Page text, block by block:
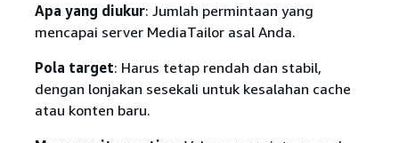
Apa yang diukur: Jumlah permintaan yang
mencapai server MediaTailor asal Anda.
Pola target: Harus tetap rendah dan stabil,
dengan lonjakan sesekali untuk kesalahan cache
atau konten baru.